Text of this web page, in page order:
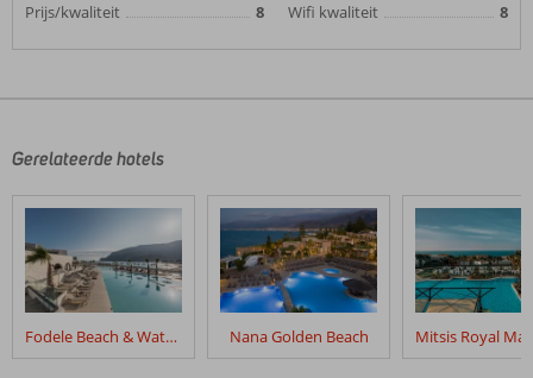
Prijs/kwaliteit
8
Wifi kwaliteit
8
Gerelateerde hotels
Fodele Beach & Water Park Holiday Resort Nana Golden Beach